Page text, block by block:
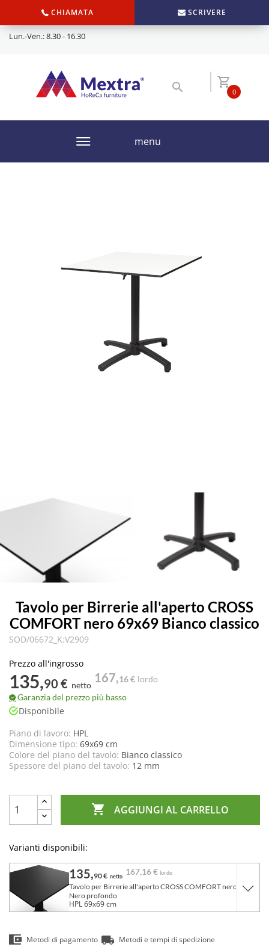
CHIAMATA SCRIVERE
Lun.-Ven.: 8.30 - 16.30
0
menu
Tavolo per Birrerie all'aperto CROSS
COMFORT nero 69x69 Bianco classico
SOD/06672_K:V2909
Prezzo all'ingrosso
135,90 € netto
167,16 € lordo
Garanzia del prezzo più basso
Disponibile
Piano di lavoro: HPL
Dimensione tipo: 69x69 cm
Colore del piano del tavolo: Bianco classico
Spessore del piano del tavolo: 12 mm
 AGGIUNGI AL CARRELLO
Varianti disponibili:
135,90 € netto 167,16 € lordo
Tavolo per Birrerie all'aperto CROSS COMFORT nero 69x69
Nero profondo
HPL 69x69 cm
Metodi di pagamento Metodi e tempi di spedizione